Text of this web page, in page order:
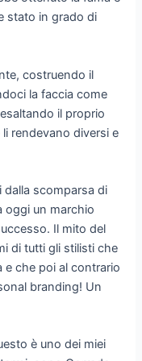
stato in grado di
costruendo il
la faccia come
il proprio
rendevano diversi e
dalla scomparsa di
oggi un marchio
Il mito del
di tutti gli stilisti che
e che poi al contrario
branding! Un
è uno dei miei